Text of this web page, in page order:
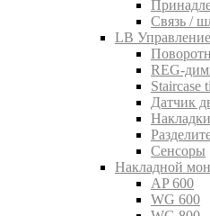
Связь /
LB Управление
REG-
Staircase
Датчик
Накладки
Сенсоры
Накладной
AP 600
WG 600